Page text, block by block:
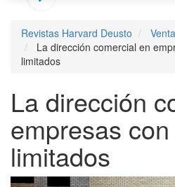
Revistas Harvard Deusto
La dirección comercial en
limitados
La dirección
empresas
limitados